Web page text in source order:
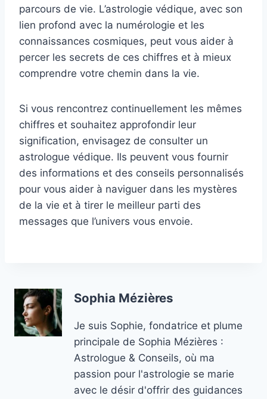
parcours de vie. L’astrologie védique, avec son
lien profond avec la numérologie et les
connaissances cosmiques, peut vous aider à
percer les secrets de ces chiffres et à mieux
comprendre votre chemin dans la vie.
Si vous rencontrez continuellement les mêmes
chiffres et souhaitez approfondir leur
signification, envisagez de consulter un
astrologue védique. Ils peuvent vous fournir
des informations et des conseils personnalisés
pour vous aider à naviguer dans les mystères
de la vie et à tirer le meilleur parti des
messages que l’univers vous envoie.
Sophia Mézières
Je suis Sophie, fondatrice et plume
principale de Sophia Mézières :
Astrologue & Conseils, où ma
passion pour l'astrologie se marie
avec le désir d'offrir des guidances